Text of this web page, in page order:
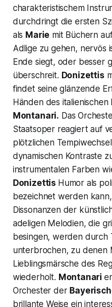
charakteristischem
durchdringt die ersten
als Marie mit Büchern
Adlige zu gehen, nervös
Ende siegt, oder besser
überschreit. Donizettis
findet seine glänzende
Händen des italienischen
Montanari. Das
Staatsoper reagiert auf
plötzlichen
dynamischen Kontraste
instrumentalen Farben
Donizettis Humor als
bezeichnet werden
Dissonanzen der
adeligen Melodien, die
besingen, werden durch
unterbrochen, zu denen
Lieblingsmärsche des
wiederholt. Montanari
Orchester der
brillante Weise ein